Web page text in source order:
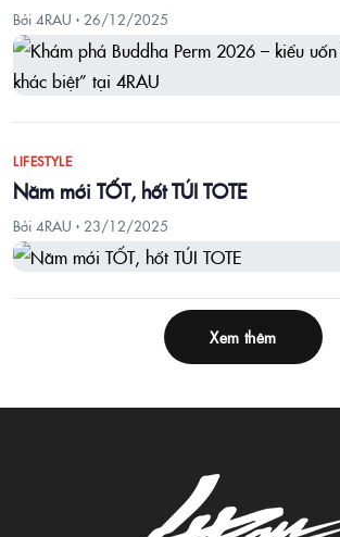
Bởi 4RAU · 26/12/2025
LIFESTYLE
Năm mới TỐT, hốt TÚI TOTE
Bởi 4RAU · 23/12/2025
Xem thêm